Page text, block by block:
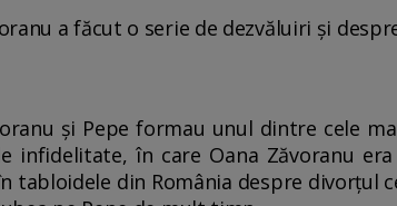
a făcut o serie de dezvăluiri și
și Pepe formau unul dintre cele
infidelitate, în care Oana Zăvoranu
tabloidele din România despre divorțul